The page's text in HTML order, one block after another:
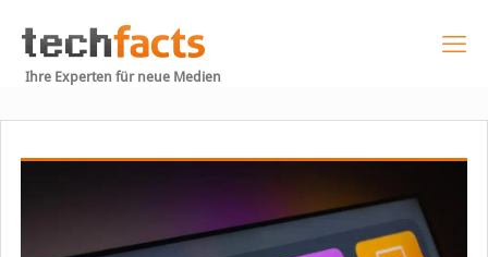
Ihre Experten für neue Medien